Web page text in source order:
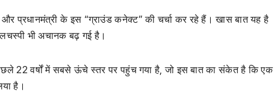
प्रधानमंत्री के इस “ग्राउंड कनेक्ट” की चर्चा कर रहे हैं। खास बात यह है
भी अचानक बढ़ गई है।
22 वर्षों में सबसे ऊंचे स्तर पर पहुंच गया है, जो इस बात का संकेत है कि एक
है।